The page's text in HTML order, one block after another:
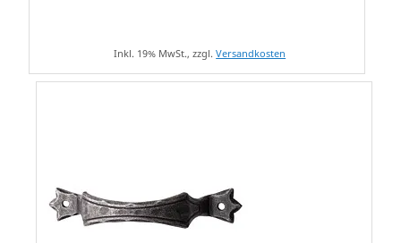
Inkl. 19% MwSt., zzgl.Versandkosten